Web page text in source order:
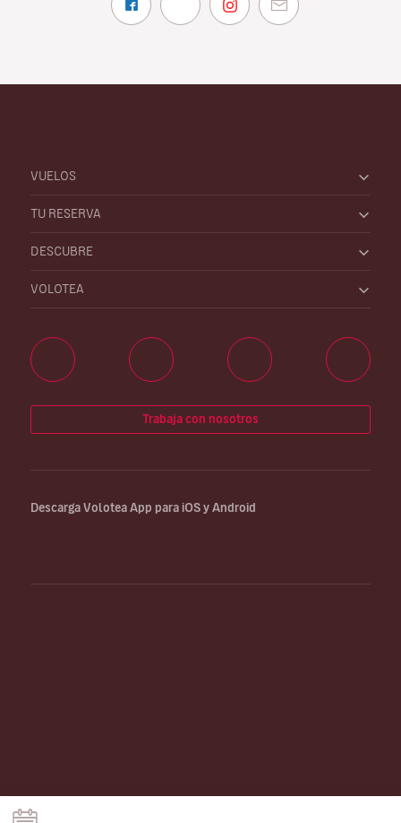
VUELOS
TU RESERVA
DESCUBRE
VOLOTEA
Trabaja con nosotros
Descarga Volotea App para iOS y Android